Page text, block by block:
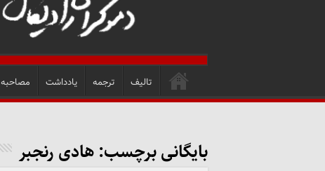
تالیف ترجمه یادداشت مصاحبه
بایگانی برچسب: هادی رنجبر